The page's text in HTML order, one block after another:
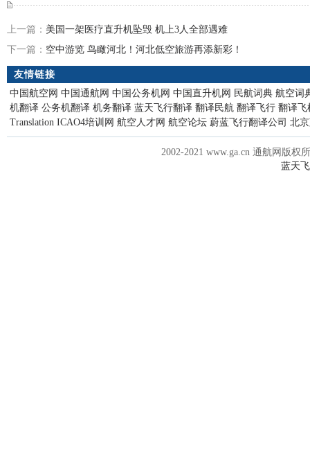
上一篇： 美国一架医疗直升机坠毁 机上3人全部遇难
下一篇： 空中游览 鸟瞰河北！河北低空旅游再添新彩！
友情链接
中国航空网 中国通航网 中国公务机网 中国直升机网 民航词典 航空词
机翻译 公务机翻译 机务翻译 蓝天飞行翻译 翻译民航 翻译飞行 翻译飞
Translation ICAO4培训网 航空人才网 航空论坛 蔚蓝飞行翻译公司 北
2002-2021 www.ga.cn 通航网版权
蓝天